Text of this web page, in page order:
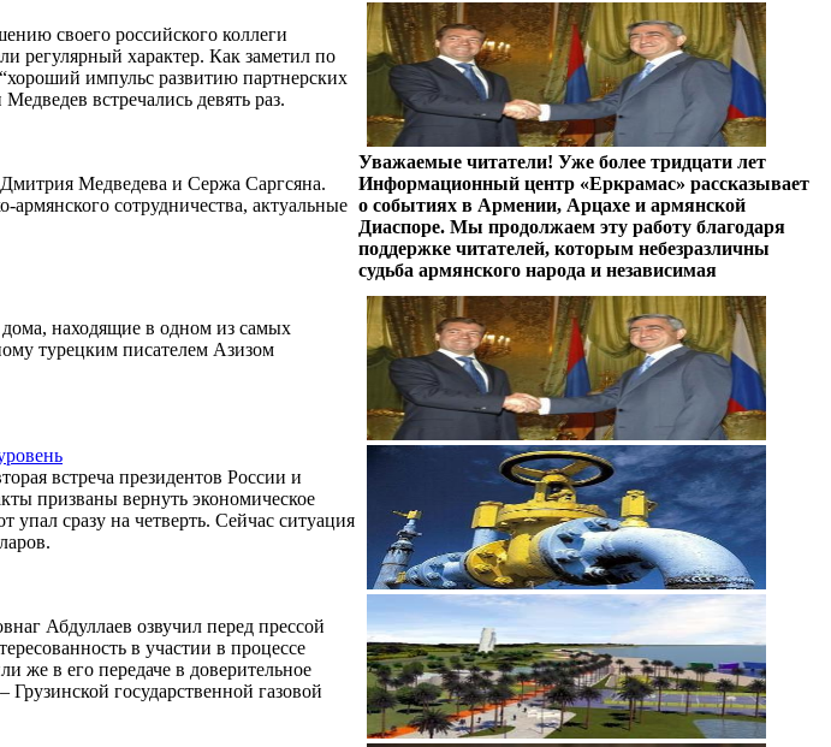
своего российского коллеги
регулярный характер. Как заметил по
импульс развитию партнерских
встречались девять раз.
Медведева и Сержа Саргсяна.
сотрудничества, актуальные
находящие в одном из самых
турецким писателем Азизом
встреча президентов России и
призваны вернуть экономическое
сразу на четверть. Сейчас ситуация
Абдуллаев озвучил перед прессой
в участии в процессе
же в его передаче в доверительное
государственной газовой
Уважаемые читатели! Уже более тридцати лет
Информационный центр «Еркрамас» рассказывает
о событиях в Армении, Арцахе и армянской
Диаспоре. Мы продолжаем эту работу благодаря
поддержке читателей, которым небезразличны
судьба армянского народа и независимая